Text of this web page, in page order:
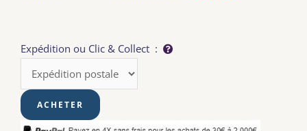
Expédition ou Clic & Collect :